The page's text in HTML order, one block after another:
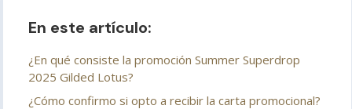
En este artículo:
¿En qué consiste la promoción Summer Superdrop
2025 Gilded Lotus?
¿Cómo confirmo si opto a recibir la carta promocional?